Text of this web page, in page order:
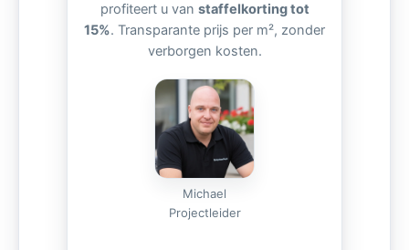
profiteert u van staffelkorting tot
15%. Transparante prijs per m², zonder
verborgen kosten.
Michael
Projectleider